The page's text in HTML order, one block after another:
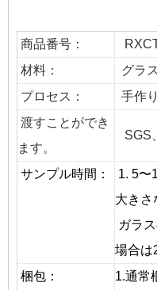
商品番号：
材料：
グラス
プロセス：
手作り
渡すことができ
ます。
SGS
サンプル時間：
1. 5〜
大きさ
ガラ
場合は
梱包：
1.通常